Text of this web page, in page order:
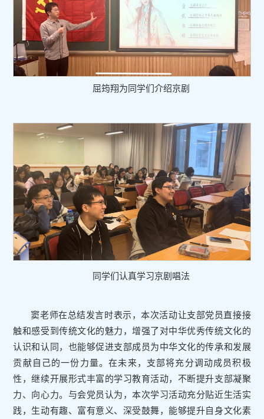
屈筠翔为同学们介绍京剧
同学们认真学习京剧唱法
窦老师在总结发言时表示，本次活动让支部党员直接接
触和感受到传统文化的魅力，增强了对中华优秀传统文化的
认识和认同，也能够促进支部成员为中华文化的传承和发展
贡献自己的一份力量。在未来，支部将充分调动成员积极
性，继续开展形式丰富的学习教育活动，不断提升支部凝聚
力、向心力。与会党员认为，本次学习活动充分贴近生活实
践，生动有趣、富有意义、深受鼓舞，能够提升自身文化素